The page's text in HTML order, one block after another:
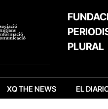
PLURAL
XQ THE NEWS EL